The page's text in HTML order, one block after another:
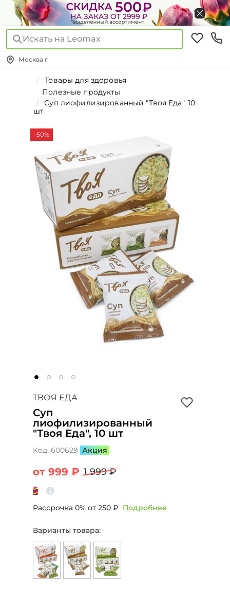
Искать на Leomax
Москва г
Товары для здоровья
Полезные продукты
Суп лиофилизированный "Твоя Еда", 10
шт
-50%
ТВОЯ ЕДА
Суп
лиофилизированный
"Твоя Еда", 10 шт
Код: 600629 Акция
от 999 ₽ 1 999 ₽
Рассрочка 0% от 250 ₽ Подробнее
Варианты товара: